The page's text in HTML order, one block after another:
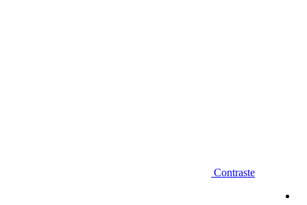
Contraste